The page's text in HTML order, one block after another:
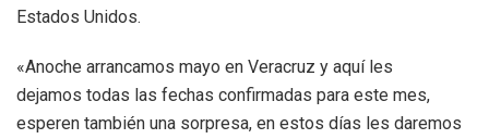
Estados Unidos.
«Anoche arrancamos mayo en Veracruz y aquí les
dejamos todas las fechas confirmadas para este mes,
esperen también una sorpresa, en estos días les daremos